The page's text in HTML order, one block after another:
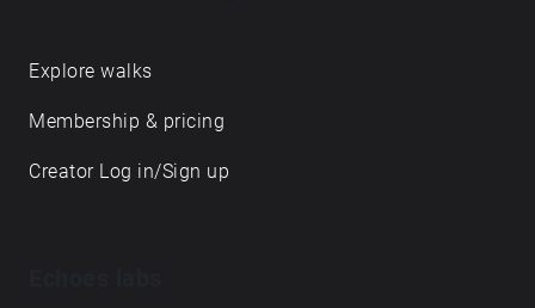
Explore walks
Membership & pricing
Creator Log in/Sign up